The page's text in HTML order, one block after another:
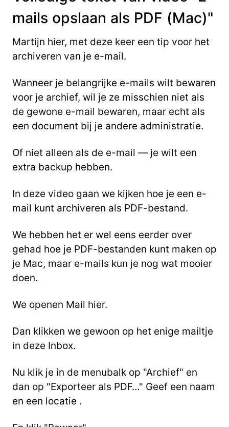
mails opslaan als PDF (Mac)"
Martijn hier, met deze keer een tip voor het
archiveren van je e-mail.
Wanneer je belangrijke e-mails wilt bewaren
voor je archief, wil je ze misschien niet als
de gewone e-mail bewaren, maar echt als
een document bij je andere administratie.
Of niet alleen als de e-mail — je wilt een
extra backup hebben.
In deze video gaan we kijken hoe je een e-
mail kunt archiveren als PDF-bestand.
We hebben het er wel eens eerder over
gehad hoe je PDF-bestanden kunt maken op
je Mac, maar e-mails kun je nog wat mooier
doen.
We openen Mail hier.
Dan klikken we gewoon op het enige mailtje
in deze Inbox.
Nu klik je in de menubalk op "Archief" en
dan op "Exporteer als PDF…" Geef een naam
en een locatie .